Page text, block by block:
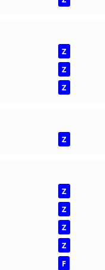
Z
Z
Z
Z
Z
Z
Z
Z
F